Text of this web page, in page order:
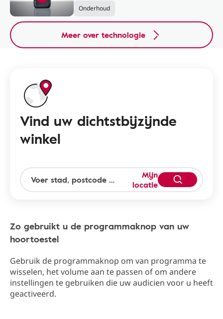
Onderhoud
Meer over technologie
Vind uw dichtstbijzijnde
winkel
Mijn
locatie
Zo gebruikt u de programmaknop van uw
hoortoestel
Gebruik de programmaknop om van programma te
wisselen, het volume aan te passen of om andere
instellingen te gebruiken die uw audicien voor u heeft
geactiveerd.